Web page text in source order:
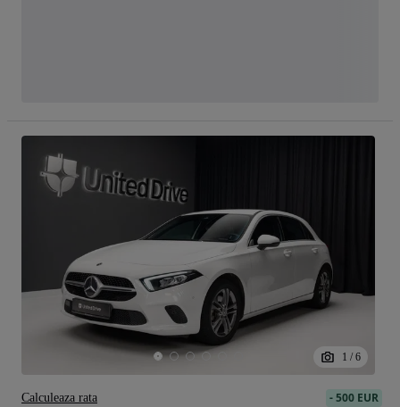
1 / 6
-500 EUR
Calculeaza rata